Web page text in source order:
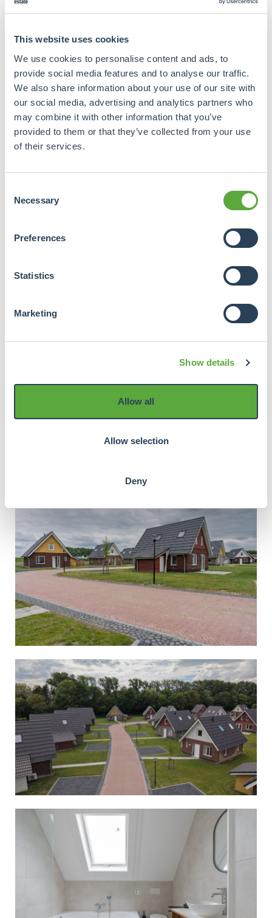
This website uses cookies
We use cookies to personalise content and ads, to
provide social media features and to analyse our traffic.
We also share information about your use of our site with
our social media, advertising and analytics partners who
may combine it with other information that you’ve
provided to them or that they’ve collected from your use
of their services.
Selection
Necessary
Preferences
Statistics
Marketing
Show details
Allow all
Allow selection
Deny